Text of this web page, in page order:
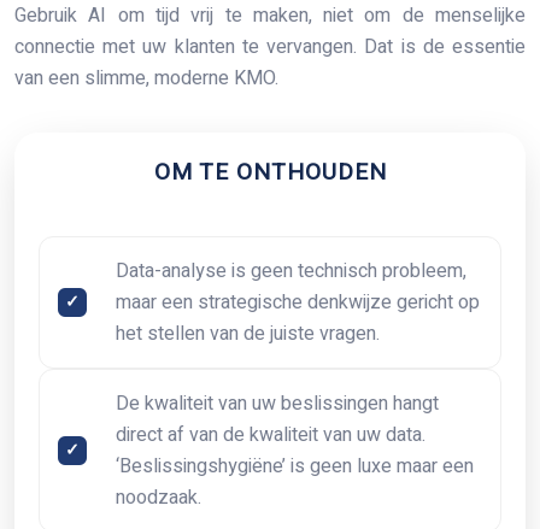
Gebruik AI om tijd vrij te maken, niet om de menselijke
connectie met uw klanten te vervangen. Dat is de essentie
van een slimme, moderne KMO.
OM TE ONTHOUDEN
Data-analyse is geen technisch probleem,
maar een strategische denkwijze gericht op
het stellen van de juiste vragen.
De kwaliteit van uw beslissingen hangt
direct af van de kwaliteit van uw data.
‘Beslissingshygiëne’ is geen luxe maar een
noodzaak.